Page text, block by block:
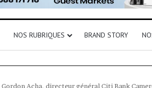
NOS RUBRIQUES BRAND STORY
Gordon Acha, directeur général Citi Bank